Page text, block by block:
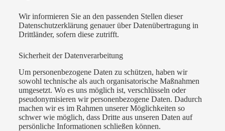
Wir informieren Sie an den passenden Stellen dieser
Datenschutzerklärung genauer über Datenübertragung in
Drittländer, sofern diese zutrifft.
Sicherheit der Datenverarbeitung
Um personenbezogene Daten zu schützen, haben wir
sowohl technische als auch organisatorische Maßnahmen
umgesetzt. Wo es uns möglich ist, verschlüsseln oder
pseudonymisieren wir personenbezogene Daten. Dadurch
machen wir es im Rahmen unserer Möglichkeiten so
schwer wie möglich, dass Dritte aus unseren Daten auf
persönliche Informationen schließen können.